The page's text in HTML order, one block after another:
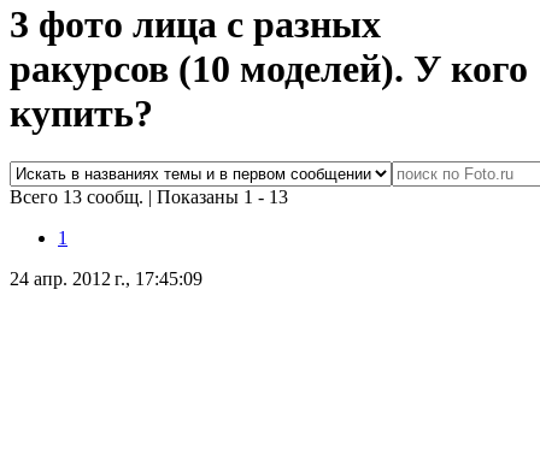
3 фото лица с разных
ракурсов (10 моделей). У кого
купить?
Всего 13 сообщ. | Показаны 1 - 13
1
24 апр. 2012 г., 17:45:09